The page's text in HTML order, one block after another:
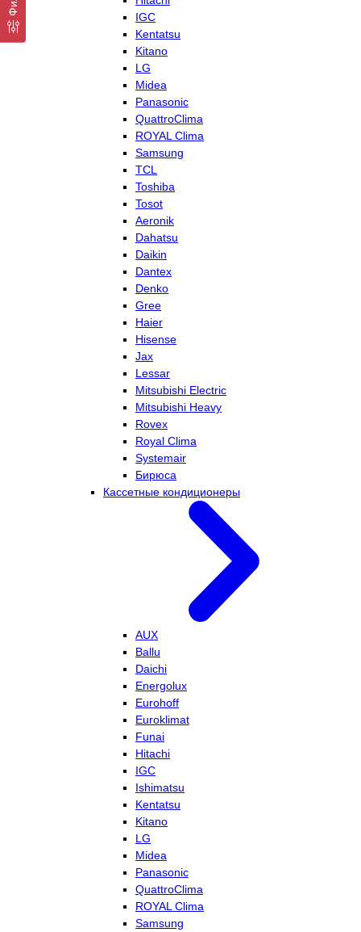
IGC
Kentatsu
Kitano
LG
Midea
Panasonic
QuattroClima
ROYAL Clima
Samsung
TCL
Toshiba
Tosot
Aeronik
Dahatsu
Daikin
Dantex
Denko
Gree
Haier
Hisense
Jax
Lessar
Mitsubishi Electric
Mitsubishi Heavy
Rovex
Royal Clima
Systemair
Бирюса
Кассетные кондиционеры
AUX
Ballu
Daichi
Energolux
Eurohoff
Euroklimat
Funai
Hitachi
IGC
Ishimatsu
Kentatsu
Kitano
LG
Midea
Panasonic
QuattroClima
ROYAL Clima
Samsung